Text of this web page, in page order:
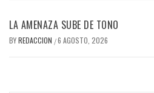
LA AMENAZA SUBE DE TONO
BYREDACCION /6 AGOSTO, 2026